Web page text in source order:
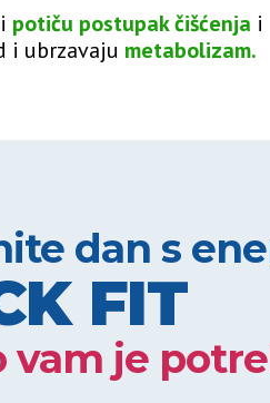
potiču postupak čišćenja i
i ubrzavaju metabolizam.
dan s
FIT
vam je